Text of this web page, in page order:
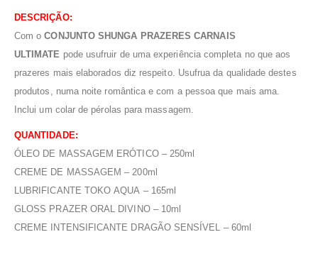
DESCRIÇÃO:
Com oCONJUNTO SHUNGA PRAZERES CARNAIS
ULTIMATE pode usufruir de uma experiência completa no que aos
prazeres mais elaborados diz respeito. Usufrua da qualidade destes
produtos, numa noite romântica e com a pessoa que mais ama.
Inclui um colar de pérolas para massagem.
QUANTIDADE:
ÓLEO DE MASSAGEM ERÓTICO – 250ml
CREME DE MASSAGEM – 200ml
LUBRIFICANTE TOKO AQUA – 165ml
GLOSS PRAZER ORAL DIVINO – 10ml
CREME INTENSIFICANTE DRAGÃO SENSÍVEL – 60ml